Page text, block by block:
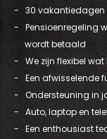
30 vakantiedagen
Pensioenregeling
wordt betaald
We zijn flexibel
Een afwisselende
Ondersteuning in
Auto, laptop en
Een enthousiast